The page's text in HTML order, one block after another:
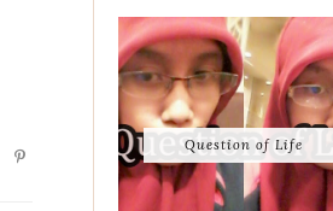
Question of Life